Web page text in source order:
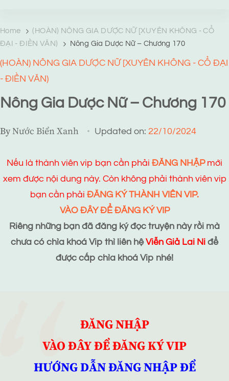
Home
(HOÀN) NÔNG GIA DƯỢC NỮ [XUYÊN KHÔNG - CỔ
ĐẠI - ĐIỀN VĂN)
Nông Gia Dược Nữ – Chương 170
(HOÀN) NÔNG GIA DƯỢC NỮ [XUYÊN KHÔNG - CỔ ĐẠI
- ĐIỀN VĂN)
Nông Gia Dược Nữ – Chương 170
ByNước Biển Xanh Updated on: 22/10/2024
Nếu là thành viên vip bạn cần phải ĐĂNG NHẬPmới
xem được nội dung này. Còn không phải thành viên vip
bạn cần phải ĐĂNG KÝ THÀNH VIÊN VIP.
VÀO ĐÂY ĐỂ ĐĂNG KÝ VIP
Riêng những bạn đã đăng ký đọc truyện này rồi mà
chưa có chìa khoá Vip thì liên hệViễn Giả Lai Ni để
được cấp chìa khoá Vip nhé!
ĐĂNG NHẬP
VÀO ĐÂY ĐỂ ĐĂNG KÝ VIP
HƯỚNG DẪN ĐĂNG NHẬP ĐỂ